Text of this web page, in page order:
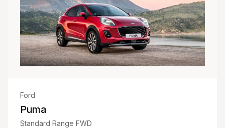
Ford
Puma
Standard Range FWD